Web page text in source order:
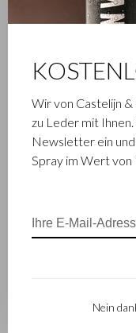
Die im
Castelijn und
Castelijn & Beerens
Wir von Castelijn
zu Leder mit
Newsletter ein
Spray im Wert
Nein